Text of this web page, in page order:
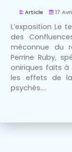
Article 17
L’exposition Le
des
méconnue du
Perrine Ruby,
oniriques faits
les effets de
psychés....